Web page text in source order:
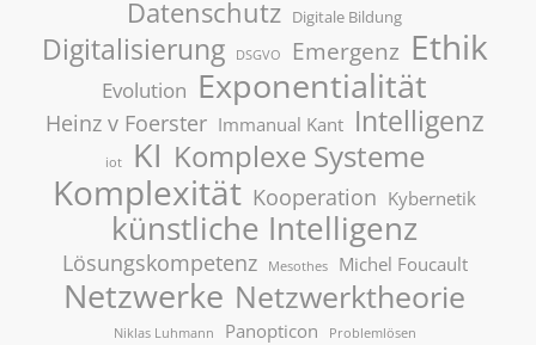
Datenschutz Digitale Bildung
Digitalisierung DSGVO Emergenz Ethik
Evolution Exponentialität
Heinz v Foerster Immanual Kant Intelligenz
iot KI Komplexe Systeme
Komplexität Kooperation Kybernetik
künstliche Intelligenz
Lösungskompetenz Mesothes Michel Foucault
Netzwerke Netzwerktheorie
Niklas Luhmann Panopticon Problemlösen